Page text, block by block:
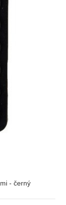
- černý